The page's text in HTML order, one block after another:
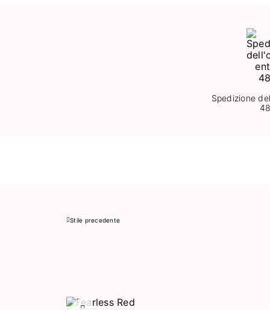
Spedizione
Precedente
Stile precedente